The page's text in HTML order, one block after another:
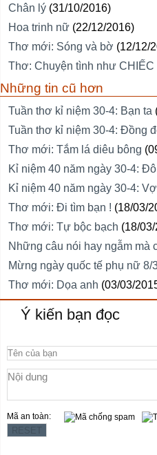
Chân lý (31/10/2016)
Hoa trinh nữ (22/12/2016)
Thơ mới: Sóng và bờ (12/12/
Thơ: Chuyện tình như CHIẾC
Những tin cũ hơn
Tuần thơ kỉ niệm 30-4: Bạn ta
Tuần thơ kỉ niệm 30-4: Đồng
Thơ mới: Tắm lá diêu bông
Kỉ niệm 40 năm ngày 30-4:
Kỉ niệm 40 năm ngày 30-4:
Thơ mới: Đi tìm bạn ! (18/03/
Thơ mới: Tự bộc bạch (18/
Những câu nói hay ngẫm mà
Mừng ngày quốc tế phụ nữ 8/
Thơ mới: Dọa anh (03/03/
Ý kiến bạn đọc
Mã an toàn: